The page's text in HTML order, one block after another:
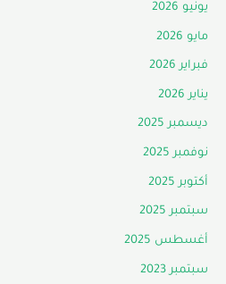
يونيو 2026
مايو 2026
فبراير 2026
يناير 2026
ديسمبر 2025
نوفمبر 2025
أكتوبر 2025
سبتمبر 2025
أغسطس 2025
سبتمبر 2023